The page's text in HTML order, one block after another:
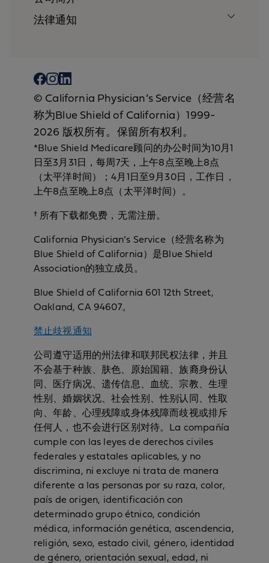
法律通知
© California Physician’s Service（经营名
称为Blue Shield of California）1999-
2026 版权所有。保留所有权利。
*Blue Shield Medicare顾问的办公时间为10月1
日至3月31日，每周7天，上午8点至晚上8点
（太平洋时间）；4月1日至9月30日，工作日，
上午8点至晚上8点（太平洋时间）。
† 所有下载都免费，无需注册。
California Physician’s Service（经营名称为
Blue Shield of California）是Blue Shield
Association的独立成员。
Blue Shield of California 601 12th Street,
Oakland, CA 94607。
禁止歧视通知
公司遵守适用的州法律和联邦民权法律，并且
不会基于种族、肤色、原始国籍、族裔身份认
同、医疗病况、遗传信息、血统、宗教、生理
性别、婚姻状况、社会性别、性别认同、性取
向、年龄、心理残障或身体残障而歧视或排斥
任何人，也不会进行区别对待。La compañía
cumple con las leyes de derechos civiles
federales y estatales aplicables, y no
discrimina, ni excluye ni trata de manera
diferente a las personas por su raza, color,
país de origen, identificación con
determinado grupo étnico, condición
médica, información genética, ascendencia,
religión, sexo, estado civil, género, identidad
de género, orientación sexual, edad, ni